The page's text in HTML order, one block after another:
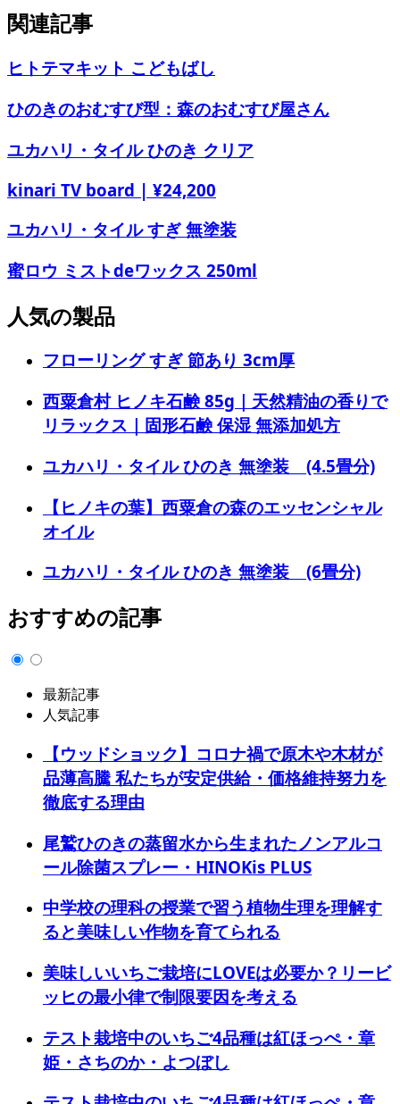
関連記事
ヒトテマキット こどもばし
ひのきのおむすび型：森のおむすび屋さん
ユカハリ・タイル ひのき クリア
kinari TV board | ¥24,200
ユカハリ・タイル すぎ 無塗装
蜜ロウ ミストdeワックス 250ml
人気の製品
フローリング すぎ 節あり 3cm厚
西粟倉村 ヒノキ石鹸 85g｜天然精油の香りで
リラックス｜固形石鹸 保湿 無添加処方
ユカハリ・タイル ひのき 無塗装 (4.5畳分)
【ヒノキの葉】西粟倉の森のエッセンシャル
オイル
ユカハリ・タイル ひのき 無塗装 (6畳分)
おすすめの記事
最新記事
人気記事
【ウッドショック】コロナ禍で原木や木材が
品薄高騰 私たちが安定供給・価格維持努力を
徹底する理由
尾鷲ひのきの蒸留水から生まれたノンアルコ
ール除菌スプレー・HINOKis PLUS
中学校の理科の授業で習う植物生理を理解す
ると美味しい作物を育てられる
美味しいいちご栽培にLOVEは必要か？リービ
ッヒの最小律で制限要因を考える
テスト栽培中のいちご4品種は紅ほっぺ・章
姫・さちのか・よつぼし